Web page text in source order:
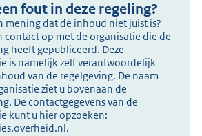
fout in deze regeling?
mening dat de inhoud niet juist is?
contact op met de organisatie die de
heeft gepubliceerd. Deze
is namelijk zelf verantwoordelijk
van de regelgeving. De naam
ziet u bovenaan de
De contactgegevens van de
kunt u hier opzoeken:
.